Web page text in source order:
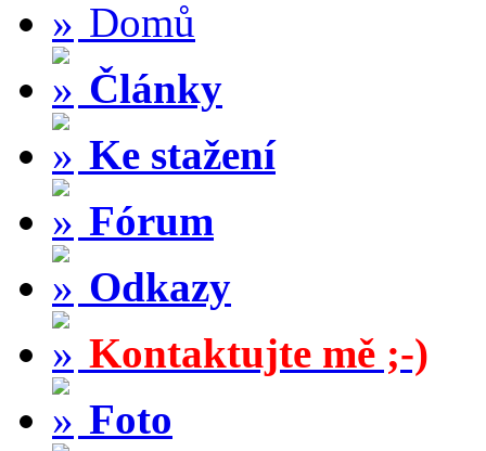
Domů
Články
Ke stažení
Fórum
Odkazy
Kontaktujte mě ;-)
Foto